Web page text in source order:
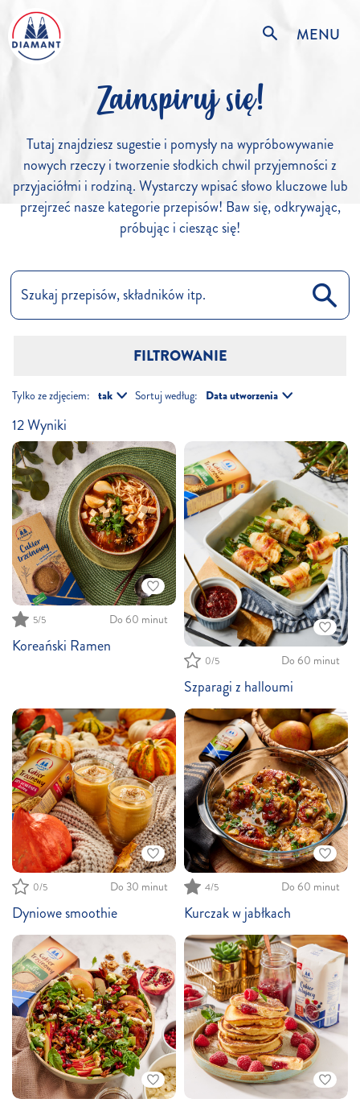
MENU
Zainspiruj się!
Tutaj znajdziesz sugestie i pomysły na wypróbowywanie
nowych rzeczy i tworzenie słodkich chwil przyjemności z
przyjaciółmi i rodziną. Wystarczy wpisać słowo kluczowe lub
przejrzeć nasze kategorie przepisów! Baw się, odkrywając,
próbując i ciesząc się!
FILTROWANIE
Tylko ze zdjęciem: Sortuj według:
12Wyniki
5/5 Do 60 minut
Koreański Ramen
0/5 Do 60 minut
Szparagi z halloumi
0/5 Do 30 minut
Dyniowe smoothie
4/5 Do 60 minut
Kurczak w jabłkach